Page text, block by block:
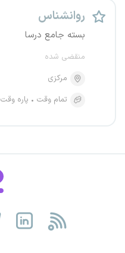
روانشناس
بسته جامع درسا
منقضی شده
مرکزی
تمام وقت
پاره وقت